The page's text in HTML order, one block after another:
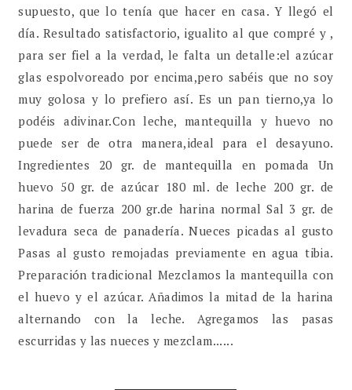
supuesto, que lo tenía que hacer en casa. Y llegó el
día. Resultado satisfactorio, igualito al que compré y ,
para ser fiel a la verdad, le falta un detalle:el azúcar
glas espolvoreado por encima,pero sabéis que no soy
muy golosa y lo prefiero así. Es un pan tierno,ya lo
podéis adivinar.Con leche, mantequilla y huevo no
puede ser de otra manera,ideal para el desayuno.
Ingredientes 20 gr. de mantequilla en pomada Un
huevo 50 gr. de azúcar 180 ml. de leche 200 gr. de
harina de fuerza 200 gr.de harina normal Sal 3 gr. de
levadura seca de panadería. Nueces picadas al gusto
Pasas al gusto remojadas previamente en agua tibia.
Preparación tradicional Mezclamos la mantequilla con
el huevo y el azúcar. Añadimos la mitad de la harina
alternando con la leche. Agregamos las pasas
escurridas y las nueces y mezclam......